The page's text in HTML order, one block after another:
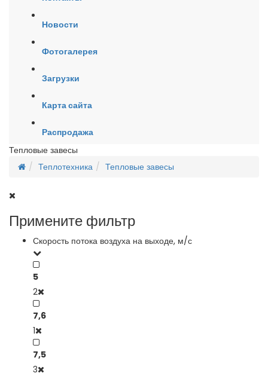
Новости
Фотогалерея
Загрузки
Карта сайта
Распродажа
Тепловые завесы
Теплотехника
Тепловые завесы
Примените фильтр
Скорость потока воздуха на выходе, м/с
5
2
7,6
1
7,5
3